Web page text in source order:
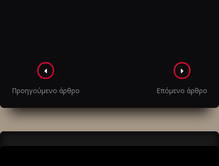
Πλοήγηση
στα
άρθρα
Προηγούμενο άρθρο Επόμενο άρθρο